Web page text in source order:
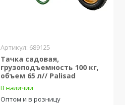
689125
Тачка садовая,
грузоподъемность 100 кг,
объем 65 л// Palisad
В наличии
Оптом и в розницу